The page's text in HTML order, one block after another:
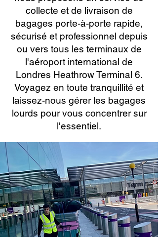
collecte et de livraison de
bagages porte-à-porte rapide,
sécurisé et professionnel depuis
ou vers tous les terminaux de
l'aéroport international de
Londres Heathrow Terminal 6.
Voyagez en toute tranquillité et
laissez-nous gérer les bagages
lourds pour vous concentrer sur
l'essentiel.